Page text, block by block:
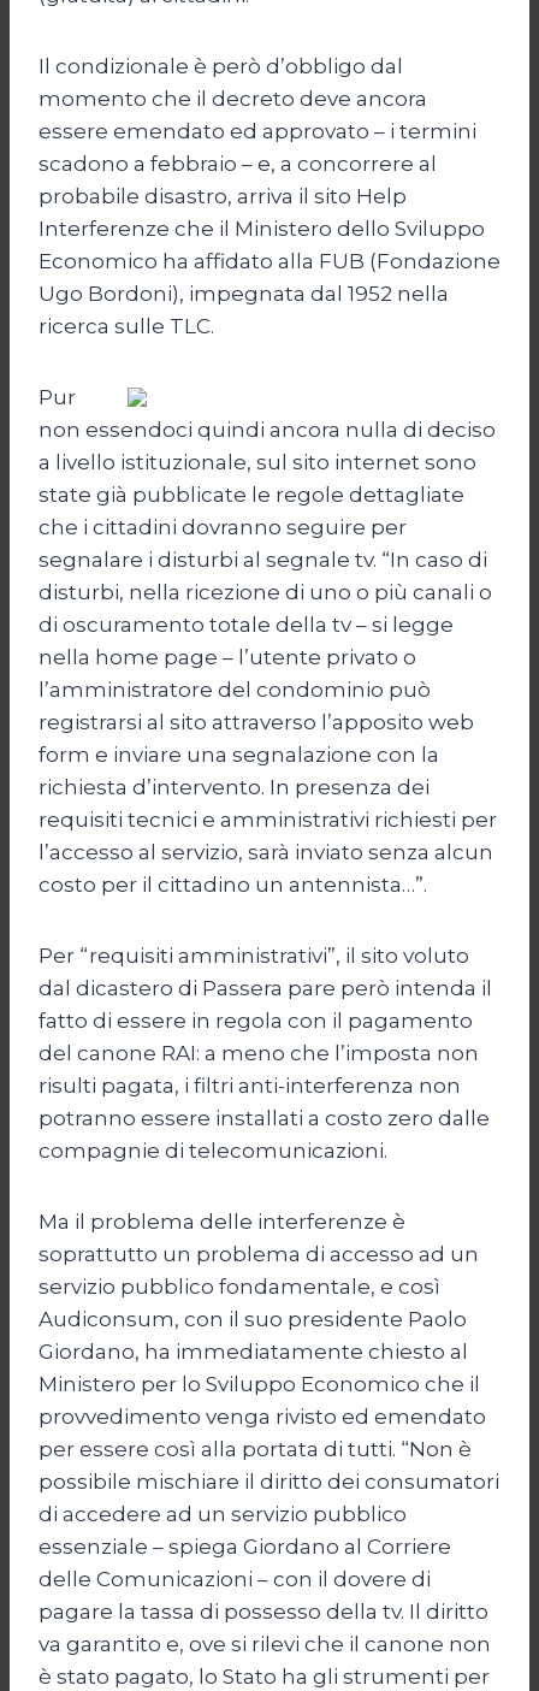
Il condizionale è però d’obbligo dal
momento che il decreto deve ancora
essere emendato ed approvato – i termini
scadono a febbraio – e, a concorrere al
probabile disastro, arriva il sito Help
Interferenze che il Ministero dello Sviluppo
Economico ha affidato alla FUB (Fondazione
Ugo Bordoni), impegnata dal 1952 nella
ricerca sulle TLC.
Pur
non essendoci quindi ancora nulla di deciso
a livello istituzionale, sul sito internet sono
state già pubblicate le regole dettagliate
che i cittadini dovranno seguire per
segnalare i disturbi al segnale tv. “In caso di
disturbi, nella ricezione di uno o più canali o
di oscuramento totale della tv – si legge
nella home page – l’utente privato o
l’amministratore del condominio può
registrarsi al sito attraverso l’apposito web
form e inviare una segnalazione con la
richiesta d’intervento. In presenza dei
requisiti tecnici e amministrativi richiesti per
l’accesso al servizio, sarà inviato senza alcun
costo per il cittadino un antennista…”.
Per “requisiti amministrativi”, il sito voluto
dal dicastero di Passera pare però intenda il
fatto di essere in regola con il pagamento
del canone RAI: a meno che l’imposta non
risulti pagata, i filtri anti-interferenza non
potranno essere installati a costo zero dalle
compagnie di telecomunicazioni.
Ma il problema delle interferenze è
soprattutto un problema di accesso ad un
servizio pubblico fondamentale, e così
Audiconsum, con il suo presidente Paolo
Giordano, ha immediatamente chiesto al
Ministero per lo Sviluppo Economico che il
provvedimento venga rivisto ed emendato
per essere così alla portata di tutti. “Non è
possibile mischiare il diritto dei consumatori
di accedere ad un servizio pubblico
essenziale – spiega Giordano al Corriere
delle Comunicazioni – con il dovere di
pagare la tassa di possesso della tv. Il diritto
va garantito e, ove si rilevi che il canone non
è stato pagato, lo Stato ha gli strumenti per